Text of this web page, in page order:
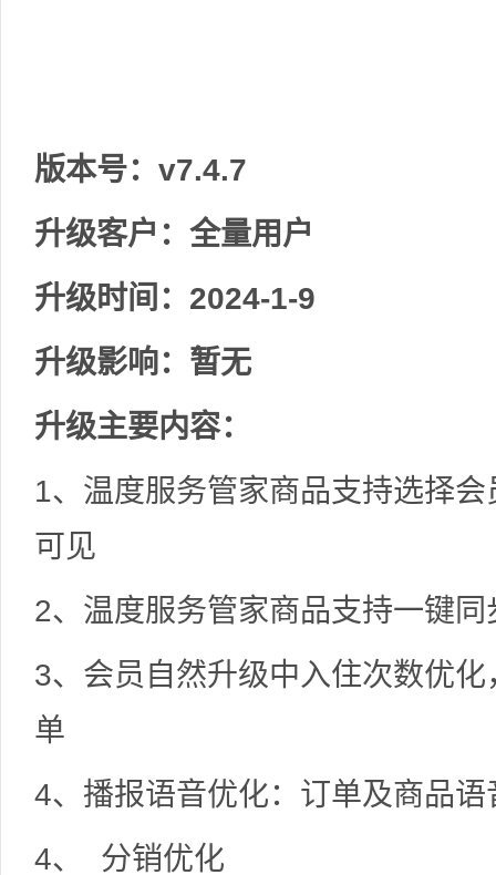
版本号：v7.4.7
升级客户：全量用户
升级时间：2024-1-9
升级影响：暂无
升级主要内容：
1、温度服务管家商品支持选择
可见
2、温度服务管家商品支持一键
3、会员自然升级中入住次数优
单
4、播报语音优化：订单及商品语
4、 分销优化